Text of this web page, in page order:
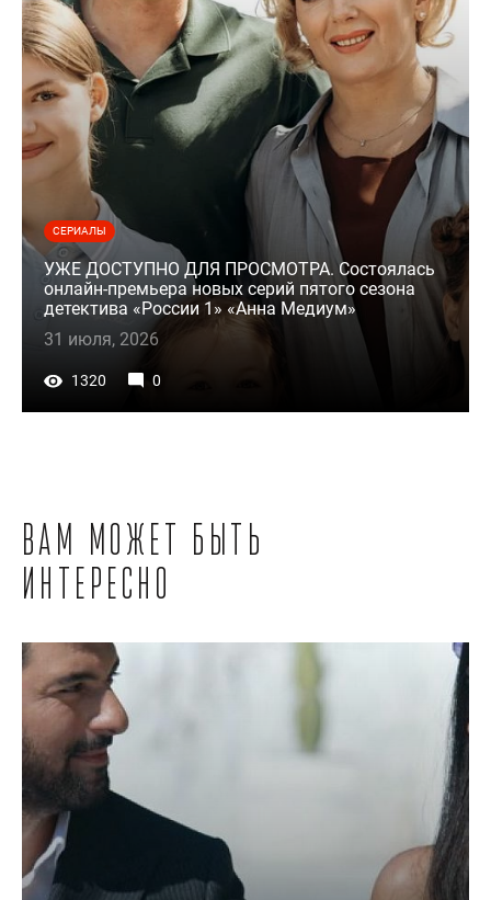
СЕРИАЛЫ
УЖЕ ДОСТУПНО ДЛЯ ПРОСМОТРА. Состоялась
онлайн-премьера новых серий пятого сезона
детектива «России 1» «Анна Медиум»
31 июля, 2026
1320 0
Вам может быть
интересно